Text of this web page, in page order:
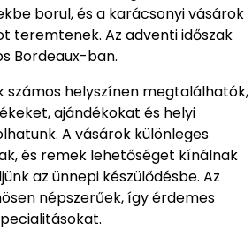
borul, és a karácsonyi vásárok
teremtenek. Az adventi időszak
Bordeaux-ban.
számos helyszínen megtalálhatók,
ajándékokat és helyi
A vásárok különleges
és remek lehetőséget kínálnak
az ünnepi készülődésbe. Az
népszerűek, így érdemes